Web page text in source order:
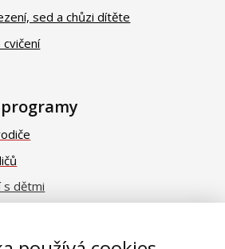
sed a chůzi dítěte
cvičení
s dětmi